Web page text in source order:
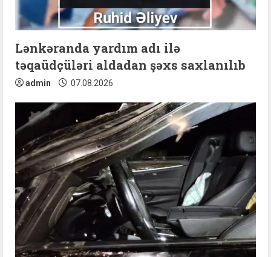
n
g
Lənkəranda yardım adı ilə
təqaüdçüləri aldadan şəxs saxlanılıb
admin 07.08.2026